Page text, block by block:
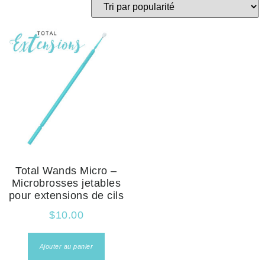
Total Wands Micro –
Microbrosses jetables
pour extensions de cils
$10.00
Ajouter au panier